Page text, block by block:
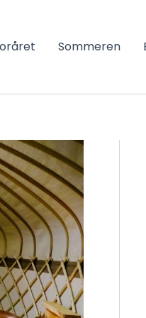
Sommeren